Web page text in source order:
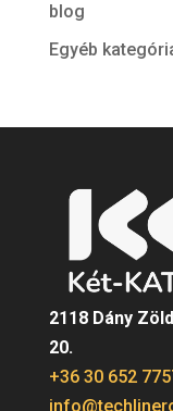
blog
Egyéb
2118 Dány
20.
+36 30 652